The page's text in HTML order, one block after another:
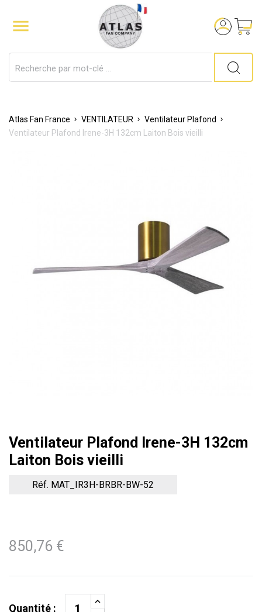

Atlas Fan France VENTILATEUR
Ventilateur Plafond
Ventilateur Plafond Irene-3H 132cm Laiton Bois vieilli
Ventilateur Plafond Irene-3H 132cm
Laiton Bois vieilli
Réf. MAT_IR3H-BRBR-BW-52
850,76 €
Quantité :